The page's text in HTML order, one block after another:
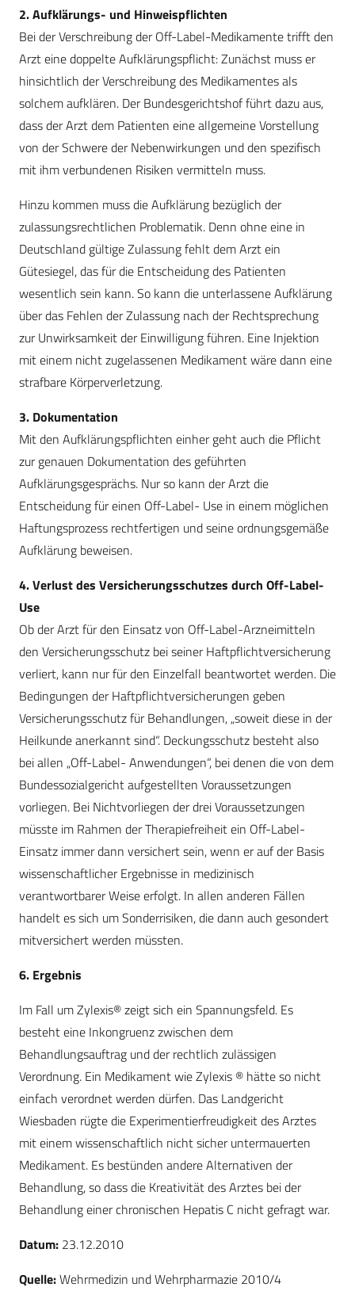
2. Aufklärungs- und Hinweispflichten
Bei der Verschreibung der Off-Label-Medikamente trifft den
Arzt eine doppelte Aufklärungspflicht: Zunächst muss er
hinsichtlich der Verschreibung des Medikamentes als
solchem aufklären. Der Bundesgerichtshof führt dazu aus,
dass der Arzt dem Patienten eine allgemeine Vorstellung
von der Schwere der Nebenwirkungen und den spezifisch
mit ihm verbundenen Risiken vermitteln muss.
Hinzu kommen muss die Aufklärung bezüglich der
zulassungsrechtlichen Problematik. Denn ohne eine in
Deutschland gültige Zulassung fehlt dem Arzt ein
Gütesiegel, das für die Entscheidung des Patienten
wesentlich sein kann. So kann die unterlassene Aufklärung
über das Fehlen der Zulassung nach der Rechtsprechung
zur Unwirksamkeit der Einwilligung führen. Eine Injektion
mit einem nicht zugelassenen Medikament wäre dann eine
strafbare Körperverletzung.
3. Dokumentation
Mit den Aufklärungspflichten einher geht auch die Pflicht
zur genauen Dokumentation des geführten
Aufklärungsgesprächs. Nur so kann der Arzt die
Entscheidung für einen Off-Label- Use in einem möglichen
Haftungsprozess rechtfertigen und seine ordnungsgemäße
Aufklärung beweisen.
4. Verlust des Versicherungsschutzes durch Off-Label-
Use
Ob der Arzt für den Einsatz von Off-Label-Arzneimitteln
den Versicherungsschutz bei seiner Haftpflichtversicherung
verliert, kann nur für den Einzelfall beantwortet werden. Die
Bedingungen der Haftpflichtversicherungen geben
Versicherungsschutz für Behandlungen, „soweit diese in der
Heilkunde anerkannt sind“. Deckungsschutz besteht also
bei allen „Off-Label- Anwendungen“, bei denen die von dem
Bundessozialgericht aufgestellten Voraussetzungen
vorliegen. Bei Nichtvorliegen der drei Voraussetzungen
müsste im Rahmen der Therapiefreiheit ein Off-Label-
Einsatz immer dann versichert sein, wenn er auf der Basis
wissenschaftlicher Ergebnisse in medizinisch
verantwortbarer Weise erfolgt. In allen anderen Fällen
handelt es sich um Sonderrisiken, die dann auch gesondert
mitversichert werden müssten.
6. Ergebnis
Im Fall um Zylexis® zeigt sich ein Spannungsfeld. Es
besteht eine Inkongruenz zwischen dem
Behandlungsauftrag und der rechtlich zulässigen
Verordnung. Ein Medikament wie Zylexis ® hätte so nicht
einfach verordnet werden dürfen. Das Landgericht
Wiesbaden rügte die Experimentierfreudigkeit des Arztes
mit einem wissenschaftlich nicht sicher untermauerten
Medikament. Es bestünden andere Alternativen der
Behandlung, so dass die Kreativität des Arztes bei der
Behandlung einer chronischen Hepatis C nicht gefragt war.
Datum: 23.12.2010
Quelle:Wehrmedizin und Wehrpharmazie 2010/4